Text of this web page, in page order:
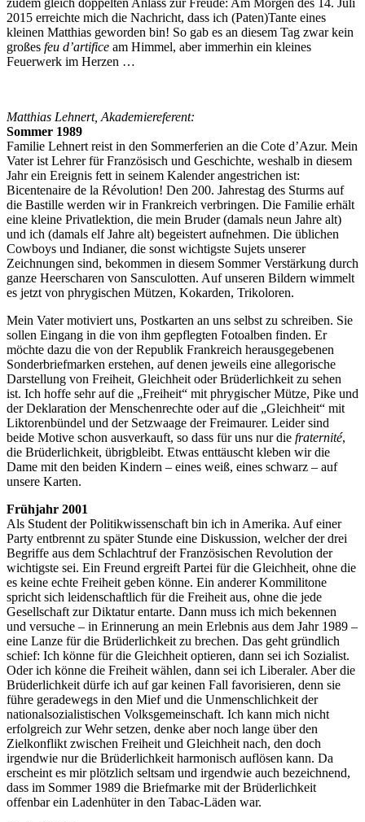
zudem gleich doppelten Anlass zur Freude: Am Morgen des 14. Juli
2015 erreichte mich die Nachricht, dass ich (Paten)Tante eines
kleinen Matthias geworden bin! So gab es an diesem Tag zwar kein
großes feu d’artifice am Himmel, aber immerhin ein kleines
Feuerwerk im Herzen …
Matthias Lehnert, Akademiereferent:
Sommer 1989
Familie Lehnert reist in den Sommerferien an die Cote d’Azur. Mein
Vater ist Lehrer für Französisch und Geschichte, weshalb in diesem
Jahr ein Ereignis fett in seinem Kalender angestrichen ist:
Bicentenaire de la Révolution! Den 200. Jahrestag des Sturms auf
die Bastille werden wir in Frankreich verbringen. Die Familie erhält
eine kleine Privatlektion, die mein Bruder (damals neun Jahre alt)
und ich (damals elf Jahre alt) begeistert aufnehmen. Die üblichen
Cowboys und Indianer, die sonst wichtigste Sujets unserer
Zeichnungen sind, bekommen in diesem Sommer Verstärkung durch
ganze Heerscharen von Sansculotten. Auf unseren Bildern wimmelt
es jetzt von phrygischen Mützen, Kokarden, Trikoloren.
Mein Vater motiviert uns, Postkarten an uns selbst zu schreiben. Sie
sollen Eingang in die von ihm gepflegten Fotoalben finden. Er
möchte dazu die von der Republik Frankreich herausgegebenen
Sonderbriefmarken erstehen, auf denen jeweils eine allegorische
Darstellung von Freiheit, Gleichheit oder Brüderlichkeit zu sehen
ist. Ich hoffe sehr auf die „Freiheit“ mit phrygischer Mütze, Pike und
der Deklaration der Menschenrechte oder auf die „Gleichheit“ mit
Liktorenbündel und der Setzwaage der Freimaurer. Leider sind
beide Motive schon ausverkauft, so dass für uns nur die fraternité,
die Brüderlichkeit, übrigbleibt. Etwas enttäuscht kleben wir die
Dame mit den beiden Kindern – eines weiß, eines schwarz – auf
unsere Karten.
Frühjahr 2001
Als Student der Politikwissenschaft bin ich in Amerika. Auf einer
Party entbrennt zu später Stunde eine Diskussion, welcher der drei
Begriffe aus dem Schlachtruf der Französischen Revolution der
wichtigste sei. Ein Freund ergreift Partei für die Gleichheit, ohne die
es keine echte Freiheit geben könne. Ein anderer Kommilitone
spricht sich leidenschaftlich für die Freiheit aus, ohne die jede
Gesellschaft zur Diktatur entarte. Dann muss ich mich bekennen
und versuche – in Erinnerung an mein Erlebnis aus dem Jahr 1989 –
eine Lanze für die Brüderlichkeit zu brechen. Das geht gründlich
schief: Ich könne für die Gleichheit optieren, dann sei ich Sozialist.
Oder ich könne die Freiheit wählen, dann sei ich Liberaler. Aber die
Brüderlichkeit dürfe ich auf gar keinen Fall favorisieren, denn sie
führe geradewegs in den Mief und die Unmenschlichkeit der
nationalsozialistischen Volksgemeinschaft. Ich kann mich nicht
erfolgreich zur Wehr setzen, denke aber noch lange über den
Zielkonflikt zwischen Freiheit und Gleichheit nach, den doch
irgendwie nur die Brüderlichkeit harmonisch auflösen kann. Da
erscheint es mir plötzlich seltsam und irgendwie auch bezeichnend,
dass im Sommer 1989 die Briefmarke mit der Brüderlichkeit
offenbar ein Ladenhüter in den Tabac-Läden war.